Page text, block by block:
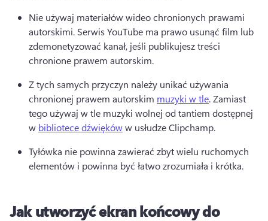
Nie używaj materiałów wideo chronionych prawami
autorskimi. Serwis YouTube ma prawo usunąć film lub
zdemonetyzować kanał, jeśli publikujesz treści
chronione prawem autorskim.
Z tych samych przyczyn należy unikać używania
chronionej prawem autorskim muzyki w tle. Zamiast
tego używaj w tle muzyki wolnej od tantiem dostępnej
w bibliotece dźwięków w usłudze Clipchamp.
Tyłówka nie powinna zawierać zbyt wielu ruchomych
elementów i powinna być łatwo zrozumiała i krótka.
Jak utworzyć ekran końcowy do